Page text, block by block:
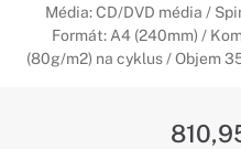
Média: CD/DVD média /
Formát: A4 (240mm) /
(80g/m2) na cyklus / Objem